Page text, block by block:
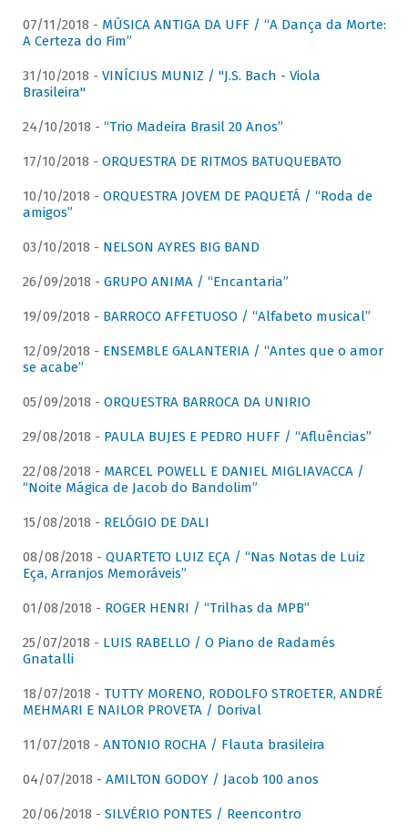
07/11/2018 - MÚSICA ANTIGA DA UFF / “A Dança da Morte:
A Certeza do Fim”
31/10/2018 - VINÍCIUS MUNIZ / "J.S. Bach - Viola
Brasileira"
24/10/2018 - “Trio Madeira Brasil 20 Anos”
17/10/2018 - ORQUESTRA DE RITMOS BATUQUEBATO
10/10/2018 - ORQUESTRA JOVEM DE PAQUETÁ / “Roda de
amigos”
03/10/2018 - NELSON AYRES BIG BAND
26/09/2018 - GRUPO ANIMA / “Encantaria”
19/09/2018 - BARROCO AFFETUOSO / “Alfabeto musical”
12/09/2018 - ENSEMBLE GALANTERIA / “Antes que o amor
se acabe”
05/09/2018 - ORQUESTRA BARROCA DA UNIRIO
29/08/2018 - PAULA BUJES E PEDRO HUFF / “Afluências”
22/08/2018 - MARCEL POWELL E DANIEL MIGLIAVACCA /
“Noite Mágica de Jacob do Bandolim”
15/08/2018 - RELÓGIO DE DALI
08/08/2018 - QUARTETO LUIZ EÇA / “Nas Notas de Luiz
Eça, Arranjos Memoráveis”
01/08/2018 - ROGER HENRI / “Trilhas da MPB”
25/07/2018 - LUIS RABELLO / O Piano de Radamés
Gnatalli
18/07/2018 - TUTTY MORENO, RODOLFO STROETER, ANDRÉ
MEHMARI E NAILOR PROVETA / Dorival
11/07/2018 - ANTONIO ROCHA / Flauta brasileira
04/07/2018 - AMILTON GODOY / Jacob 100 anos
20/06/2018 - SILVÉRIO PONTES / Reencontro